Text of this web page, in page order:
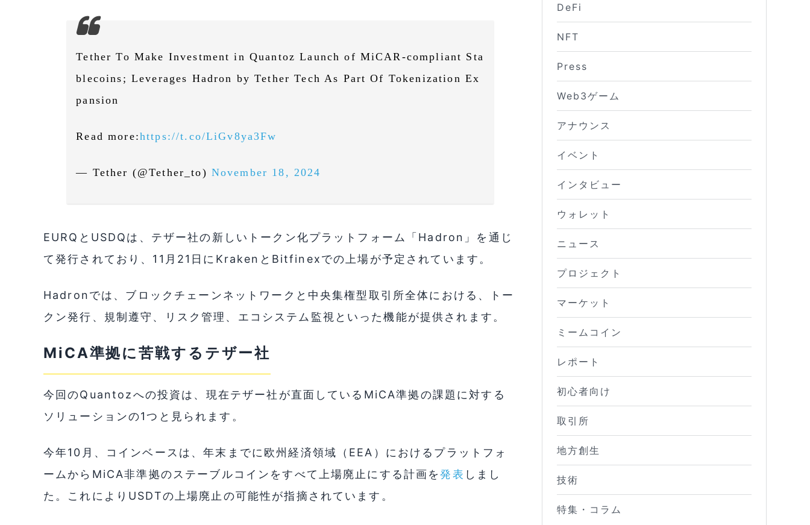
Tether To Make Investment in Quantoz Launch of MiCAR-compliant Sta
blecoins; Leverages Hadron by Tether Tech As Part Of Tokenization Ex
pansion
Read more:https://t.co/LiGv8ya3Fw
— Tether (@Tether_to) November 18, 2024
EURQとUSDQは、テザー社の新しいトークン化プラットフォーム「Hadron」を通じ
て発行されており、11月21日にKrakenとBitfinexでの上場が予定されています。
Hadronでは、ブロックチェーンネットワークと中央集権型取引所全体における、トー
クン発行、規制遵守、リスク管理、エコシステム監視といった機能が提供されます。
MiCA準拠に苦戦するテザー社
今回のQuantozへの投資は、現在テザー社が直面しているMiCA準拠の課題に対する
ソリューションの1つと見られます。
今年10月、コインベースは、年末までに欧州経済領域（EEA）におけるプラットフォ
ームからMiCA非準拠のステーブルコインをすべて上場廃止にする計画を発表 しまし
た。これによりUSDTの上場廃止の可能性が指摘されています。
DeFi
NFT
Press
Web3ゲーム
アナウンス
イベント
インタビュー
ウォレット
ニュース
プロジェクト
マーケット
ミームコイン
レポート
初心者向け
取引所
地方創生
技術
特集・コラム